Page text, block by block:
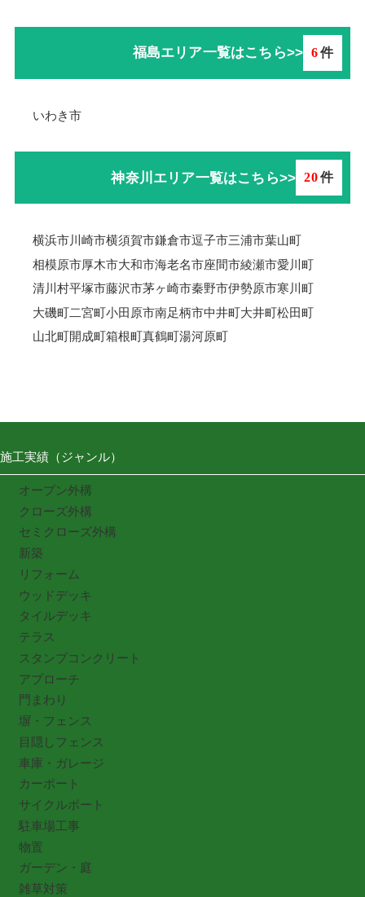
福島エリア一覧はこちら>> 6件
いわき市
神奈川エリア一覧はこちら>> 20件
横浜市川崎市横須賀市鎌倉市逗子市三浦市葉山町
相模原市厚木市大和市海老名市座間市綾瀬市愛川町
清川村平塚市藤沢市茅ヶ崎市秦野市伊勢原市寒川町
大磯町二宮町小田原市南足柄市中井町大井町松田町
山北町開成町箱根町真鶴町湯河原町
施工実績（ジャンル）
オープン外構
クローズ外構
セミクローズ外構
新築
リフォーム
ウッドデッキ
タイルデッキ
テラス
スタンプコンクリート
アプローチ
門まわり
塀・フェンス
目隠しフェンス
車庫・ガレージ
カーポート
サイクルポート
駐車場工事
物置
ガーデン・庭
雑草対策